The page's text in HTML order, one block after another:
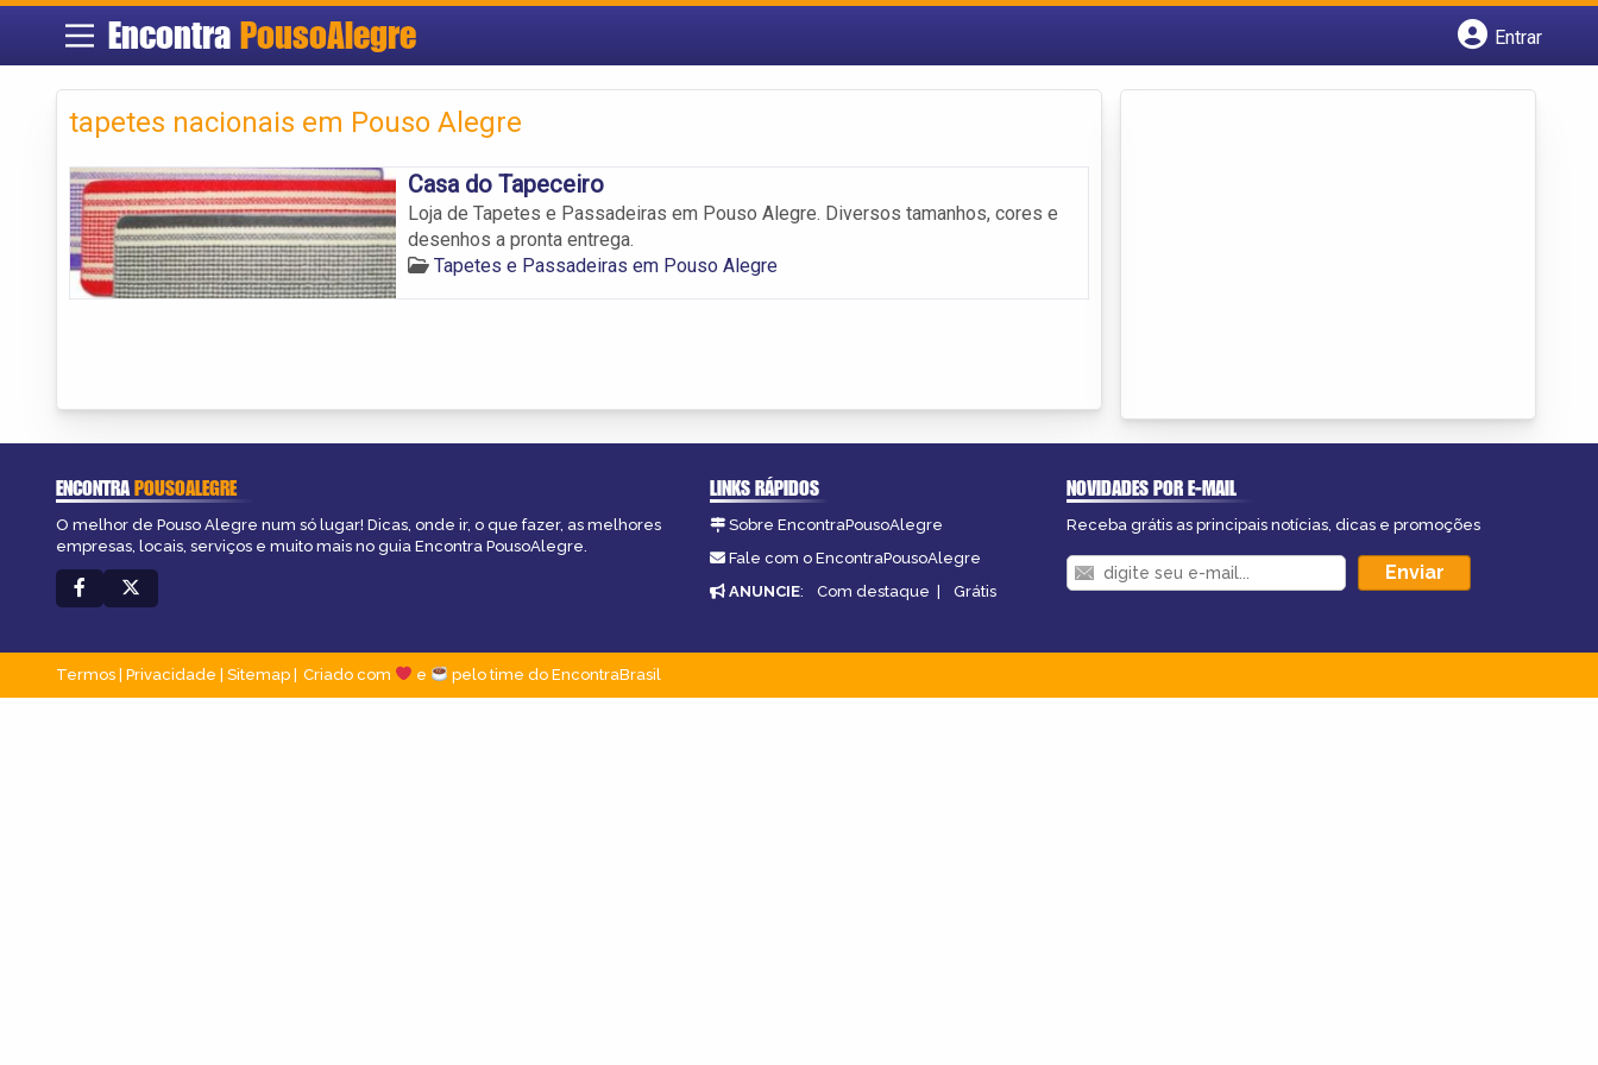
Encontra PousoAlegre
Entrar
tapetes nacionais em Pouso Alegre
Casa do Tapeceiro
Loja de Tapetes e Passadeiras em Pouso Alegre. Diversos tamanhos, cores e
desenhos a pronta entrega.
Tapetes e Passadeiras em Pouso Alegre
ENCONTRAPOUSOALEGRE
O melhor de Pouso Alegre num só lugar! Dicas, onde ir, o que fazer, as melhores
empresas, locais, serviços e muito mais no guia Encontra PousoAlegre.
LINKS RÁPIDOS
Sobre EncontraPousoAlegre
Fale com o EncontraPousoAlegre
ANUNCIE: Com destaque | Grátis
NOVIDADES POR E-MAIL
Receba grátis as principais notícias, dicas e promoções
Termos Privacidade Sitemap Criado com e pelo time do EncontraBrasil